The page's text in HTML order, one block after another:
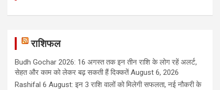
राशिफल
Budh Gochar 2026: 16 अगस्त तक इन तीन राशि के लोग रहें अलर्ट,
सेहत और काम को लेकर बढ़ सकती हैं दिक्कतें August 6, 2026
Rashifal 6 August: इन 3 राशि वालों को मिलेगी सफलता, नई नौकरी के